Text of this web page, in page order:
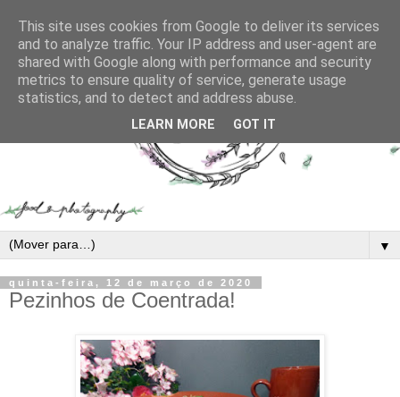
▼
quinta-feira, 12 de março de 2020
Pezinhos de Coentrada!
This site uses cookies from Google to deliver its services
and to analyze traffic. Your IP address and user-agent are
shared with Google along with performance and security
metrics to ensure quality of service, generate usage
statistics, and to detect and address abuse.
LEARN MORE GOT IT